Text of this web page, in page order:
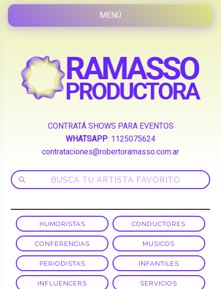
CONTRATÁ SHOWS PARA EVENTOS
WHATSAPP: 1125075624
contrataciones@robertoramasso.com.ar
HUMORISTAS CONDUCTORES
CONFERENCIAS MUSICOS
PERIODISTAS INFANTILES
INFLUENCERS SERVICIOS